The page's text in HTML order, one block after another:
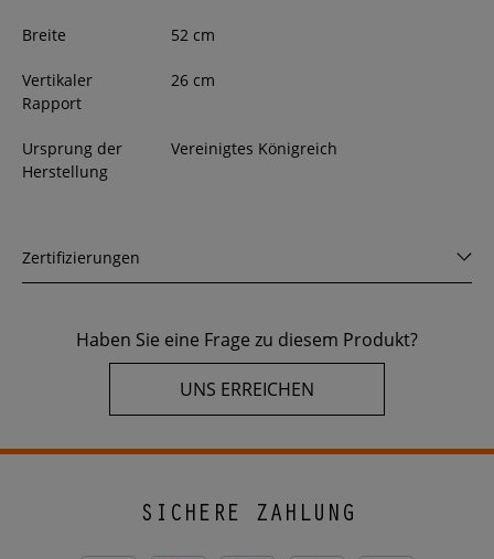
Breite 52 cm
Vertikaler
Rapport
26 cm
Ursprung der
Herstellung
Vereinigtes Königreich
Zertifizierungen
Haben Sie eine Frage zu diesem Produkt?
UNS ERREICHEN
SICHERE ZAHLUNG